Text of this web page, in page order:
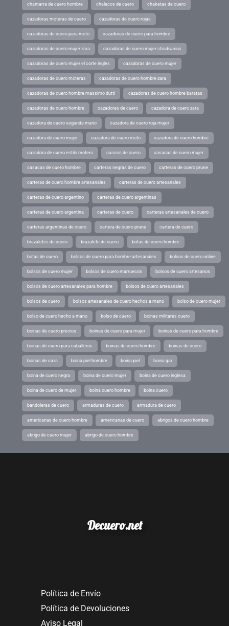
chamarra de cuero hombre chalecos de cuero chaketas de cuero
cazadoras moteras de cuero cazadoras de cuero rojas
cazadoras de cuero para moto cazadoras de cuero para hombre
cazadoras de cuero mujer zara cazadoras de cuero mujer stradivarius
cazadoras de cuero mujer el corte ingles cazadoras de cuero mujer
cazadoras de cuero moteras cazadoras de cuero hombre zara
cazadoras de cuero hombre massimo dutti cazadoras de cuero hombre baratas
cazadoras de cuero hombre cazadoras de cuero cazadora de cuero zara
cazadora de cuero segunda mano cazadora de cuero roja mujer
cazadora de cuero mujer cazadora de cuero moto cazadora de cuero hombre
cazadora de cuero estilo motero cascos de cuero casacas de cuero mujer
casacas de cuero hombre carteras negras de cuero carteras de cuero prune
carteras de cuero hombre artesanales carteras de cuero artesanales
carteras de cuero argentino carteras de cuero argentinas
carteras de cuero argentina carteras de cuero carteras artesanales de cuero
carteras argentinas de cuero cartera de cuero prune cartera de cuero
brazaletes de cuero brazalete de cuero botas de cuero hombre
botas de cuero bolsos de cuero para hombre artesanales bolsos de cuero online
bolsos de cuero mujer bolsos de cuero marruecos bolsos de cuero artesanos
bolsos de cuero artesanales para hombre bolsos de cuero artesanales
bolsos de cuero bolsos artesanales de cuero hechos a mano bolso de cuero mujer
bolso de cuero hecho a mano bolso de cuero boinas militares cuero
boinas de cuero precios boinas de cuero para mujer boinas de cuero para hombre
boinas de cuero para caballeros boinas de cuero hombre boinas de cuero
boinas de caza boina piel hombre boina piel boina gar
boina de cuero negra boina de cuero mujer boina de cuero inglesa
boina de cuero de mujer boina cuero hombre boina cuero
bandoleras de cuero armaduras de cuero armadura de cuero
americanas de cuero hombre americanas de cuero abrigos de cuero hombre
abrigo de cuero mujer abrigo de cuero hombre
Decuero.net
Política de Envío
Política de Devoluciones
Aviso Legal